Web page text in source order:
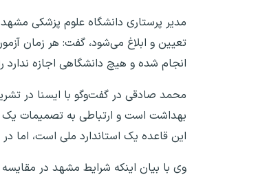
مدیر پرستاری دانشگاه علوم پزشکی
تعیین و ابلاغ می‌شود، گفت: هر زمان
انجام شده و هیچ دانشگاهی اجازه
محمد صادقی در گفت‌وگو با ایسنا در
این قاعده یک استاندارد ملی است، اما
وی با بیان اینکه شرایط مشهد در